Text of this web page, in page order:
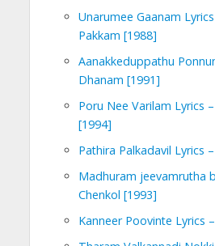
Unarumee Gaanam
Pakkam [1988]
Aanakkeduppathu
Dhanam [1991]
Poru Nee Varilam Lyrics
[1994]
Pathira Palkadavil Lyrics
Madhuram jeevamrutha
Chenkol [1993]
Kanneer Poovinte Lyrics